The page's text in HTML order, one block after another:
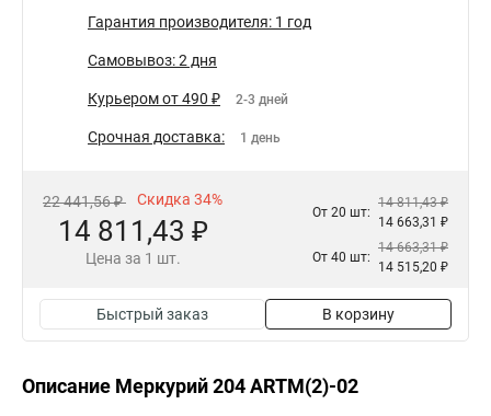
Гарантия производителя: 1 год
Самовывоз: 2 дня
Курьером от 490 ₽ 2-3 дней
Срочная доставка: 1 день
22 441,56 ₽ Скидка 34%
14 811,43 ₽
Цена за 1 шт.
От 20 шт:
14 811,43 ₽
14 663,31 ₽
От 40 шт:
14 663,31 ₽
14 515,20 ₽
Быстрый заказ В корзину
Описание Меркурий 204 ARTM(2)-02